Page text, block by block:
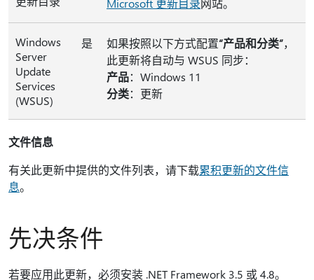
Microsoft 更新目录网站。
Windows
Server
Update
Services
(WSUS)
是 如果按照以下方式配置“产品和分类”，
此更新将自动与 WSUS 同步：
产品：Windows 11
分类：更新
文件信息
有关此更新中提供的文件列表，请下载累积更新的文件信
息。
先决条件
若要应用此更新，必须安装 .NET Framework 3.5 或 4.8。